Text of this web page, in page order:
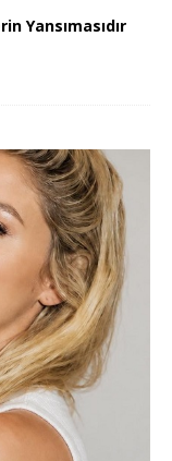
Yansımasıdır